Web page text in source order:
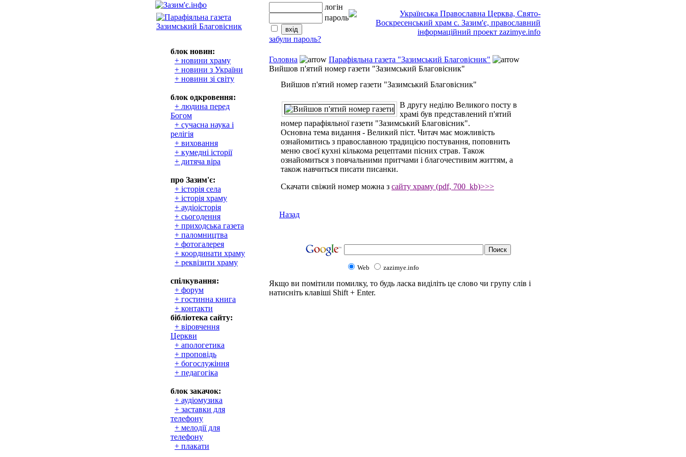
блок новин:
+ новини храму
+ новини з України
+ новини зі світу
блок одкровення:
+ людина перед
Богом
+ сучасна наука і
релігія
+ виховання
+ кумедні історії
+ дитяча віра
про Зазим'є:
+ історія села
+ історія храму
+ аудіоісторія
+ сьогодення
+ приходська газета
+ паломництва
+ фотогалерея
+ координати храму
+ реквізити храму
спілкування:
+ форум
+ гостинна книга
+ контакти
бібліотека сайту:
+ віровчення
Церкви
+ апологетика
+ проповідь
+ богослужіння
+ педагогіка
блок закачок:
+ аудіомузика
+ заставки для
телефону
+ мелодії для
телефону
+ плакати
логін
пароль
забули пароль?
Головна
Парафіяльна газета "Зазимський Благовісник"
Вийшов п'ятий номер газети "Зазимський Благовісник"
Вийшов п'ятий номер газети "Зазимський Благовісник"
В другу неділю Великого посту в
храмі був представлений п'ятий
номер парафіяльної газети "Зазимський Благовісник".
Основна тема видання - Великий піст. Читач має можливість
ознайомитись з православною традицією постування, поповнить
меню своєї кухні кількома рецептами пісних страв. Також
ознайомиться з повчальними притчами і благочестивим життям, а
також навчиться писати писанки.
Скачати свіжий номер можна з сайту храму (pdf, 700 kb)>>>
Назад
Web zazimye.info
Якщо ви помітили помилку, то будь ласка виділіть це слово чи групу слів і
натисніть клавіші Shift + Enter.